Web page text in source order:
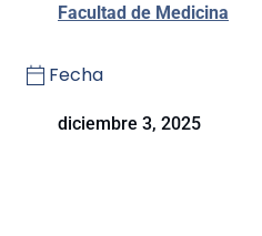
Facultad de Medicina
Fecha
diciembre 3, 2025